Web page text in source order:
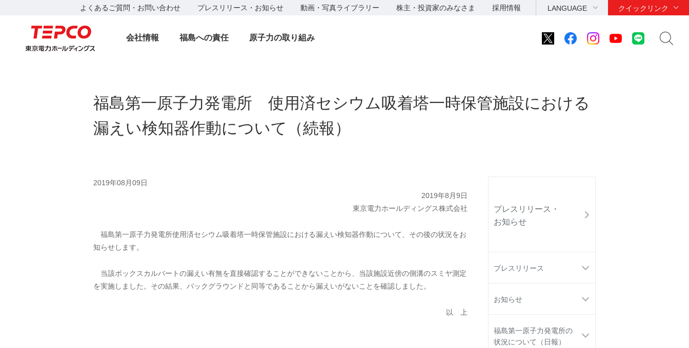
よくあるご質問・お問い合わせ プレスリリース・お知らせ 動画・写真ライブラリー 株主・投資家のみなさま 採用情報 LANGUAGE クイックリンク
会社情報 福島への責任 原子力の取り組み
プレスリリース・
お知らせ
プレスリリース
お知らせ
福島第一原子力発電所の
状況について（日報）
福島第一原子力発電所 使用済セシウム吸着塔一時保管施設における
漏えい検知器作動について（続報）
2019年08月09日
2019年8月9日
東京電力ホールディングス株式会社
福島第一原子力発電所使用済セシウム吸着塔一時保管施設における漏えい検知器作動について、その後の状況をお
知らせします。
当該ボックスカルバートの漏えい有無を直接確認することができないことから、当該施設近傍の側溝のスミヤ測定
を実施しました。その結果、バックグラウンドと同等であることから漏えいがないことを確認しました。
以 上